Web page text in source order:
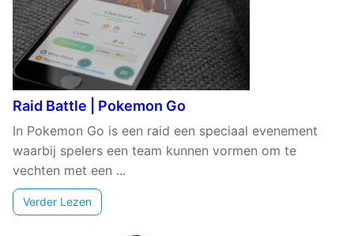
Raid Battle | Pokemon Go
In Pokemon Go is een raid een speciaal evenement
waarbij spelers een team kunnen vormen om te
vechten met een ...
Verder Lezen